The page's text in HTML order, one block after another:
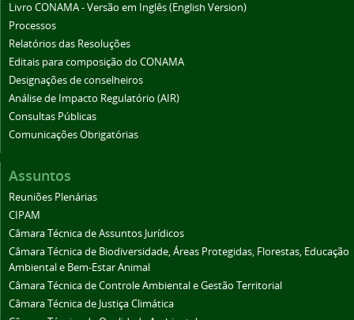
Livro CONAMA - Versão em Inglês (English Version)
Processos
Relatórios das Resoluções
Editais para composição do CONAMA
Designações de conselheiros
Análise de Impacto Regulatório (AIR)
Consultas Públicas
Comunicações Obrigatórias
Assuntos
Reuniões Plenárias
CIPAM
Câmara Técnica de Assuntos Jurídicos
Câmara Técnica de Biodiversidade, Áreas Protegidas, Florestas, Educação
Ambiental e Bem-Estar Animal
Câmara Técnica de Controle Ambiental e Gestão Territorial
Câmara Técnica de Justiça Climática